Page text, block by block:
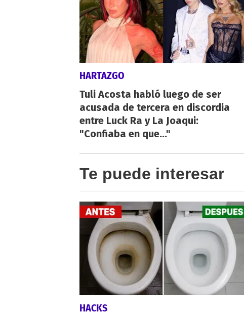
HARTAZGO
Tuli Acosta habló luego de ser
acusada de tercera en discordia
entre Luck Ra y La Joaqui:
"Confiaba en que..."
Te puede interesar
HACKS